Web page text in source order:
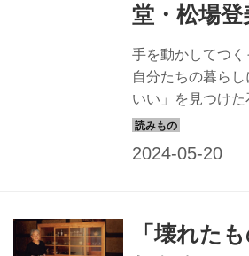
堂・松場
手を動かしてつく
自分たちの暮ら
いい」を見つけ
の松場登美さんに
「壊れた